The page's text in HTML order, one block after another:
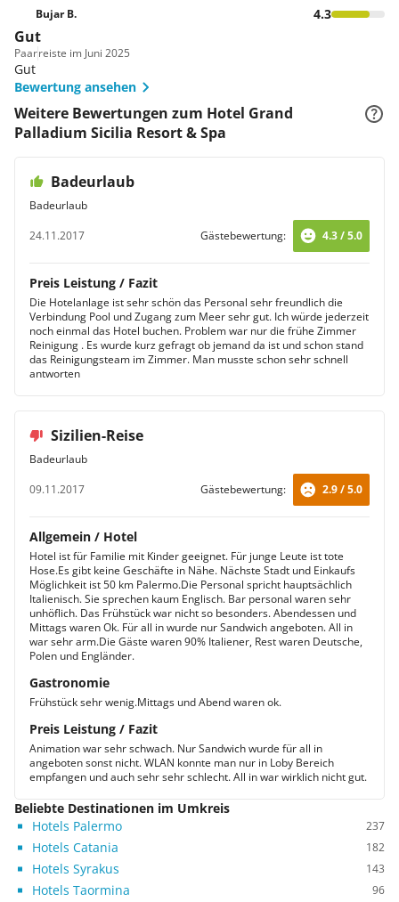
Bujar B. 4.3
Gut
Paarreiste im Juni 2025
Gut
Bewertung ansehen
Weitere Bewertungen zum Hotel Grand
Palladium Sicilia Resort & Spa
Badeurlaub
Badeurlaub
24.11.2017
Gästebewertung: 4.3 / 5.0
Preis Leistung / Fazit
Die Hotelanlage ist sehr schön das Personal sehr freundlich die
Verbindung Pool und Zugang zum Meer sehr gut. Ich würde jederzeit
noch einmal das Hotel buchen. Problem war nur die frühe Zimmer
Reinigung . Es wurde kurz gefragt ob jemand da ist und schon stand
das Reinigungsteam im Zimmer. Man musste schon sehr schnell
antworten
Sizilien-Reise
Badeurlaub
09.11.2017
Gästebewertung: 2.9 / 5.0
Allgemein / Hotel
Hotel ist für Familie mit Kinder geeignet. Für junge Leute ist tote
Hose.Es gibt keine Geschäfte in Nähe. Nächste Stadt und Einkaufs
Möglichkeit ist 50 km Palermo.Die Personal spricht hauptsächlich
Italienisch. Sie sprechen kaum Englisch. Bar personal waren sehr
unhöflich. Das Frühstück war nicht so besonders. Abendessen und
Mittags waren Ok. Für all in wurde nur Sandwich angeboten. All in
war sehr arm.Die Gäste waren 90% Italiener, Rest waren Deutsche,
Polen und Engländer.
Gastronomie
Frühstück sehr wenig.Mittags und Abend waren ok.
Preis Leistung / Fazit
Animation war sehr schwach. Nur Sandwich wurde für all in
angeboten sonst nicht. WLAN konnte man nur in Loby Bereich
empfangen und auch sehr sehr schlecht. All in war wirklich nicht gut.
Beliebte Destinationen im Umkreis
Hotels Palermo
237
Hotels Catania 182
Hotels Syrakus 143
Hotels Taormina 96